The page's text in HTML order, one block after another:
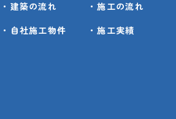
・建築の流れ
・自社施工物件
・施工の流れ
・施工実績